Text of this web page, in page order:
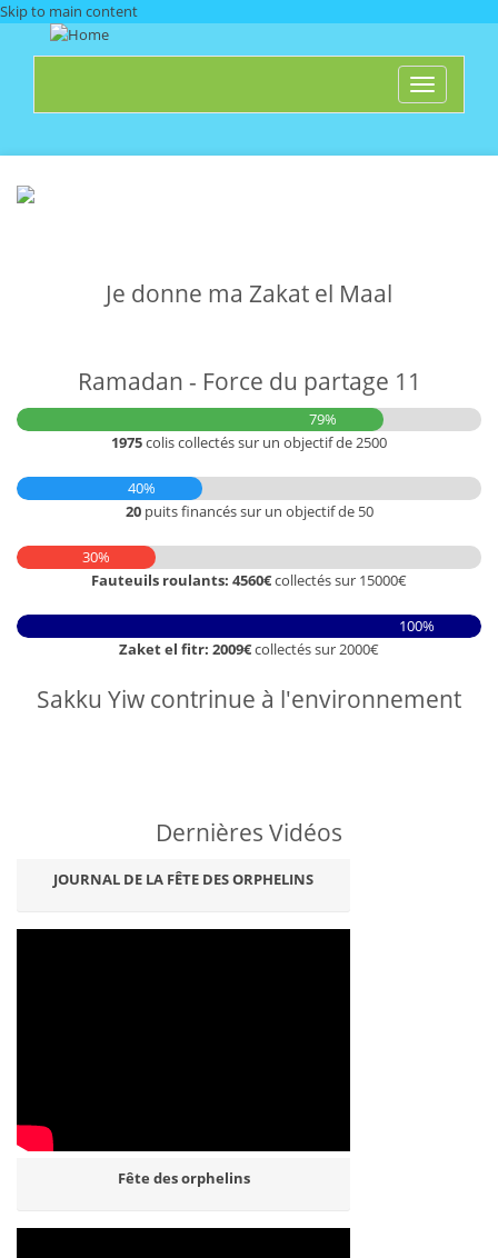
Skip to main content
Toggle
Je donne ma Zakat el Maal
Ramadan - Force du partage 11
79%
1975colis collectés sur un objectif de 2500
40%
20 puits financés sur un objectif de 50
30%
Fauteuils roulants: 4560€collectés sur 15000€
100%
Zaket el fitr: 2009€collectés sur 2000€
Sakku Yiw contrinue à l'environnement
Dernières Vidéos
JOURNAL DE LA FÊTE DES ORPHELINS
Fête des orphelins